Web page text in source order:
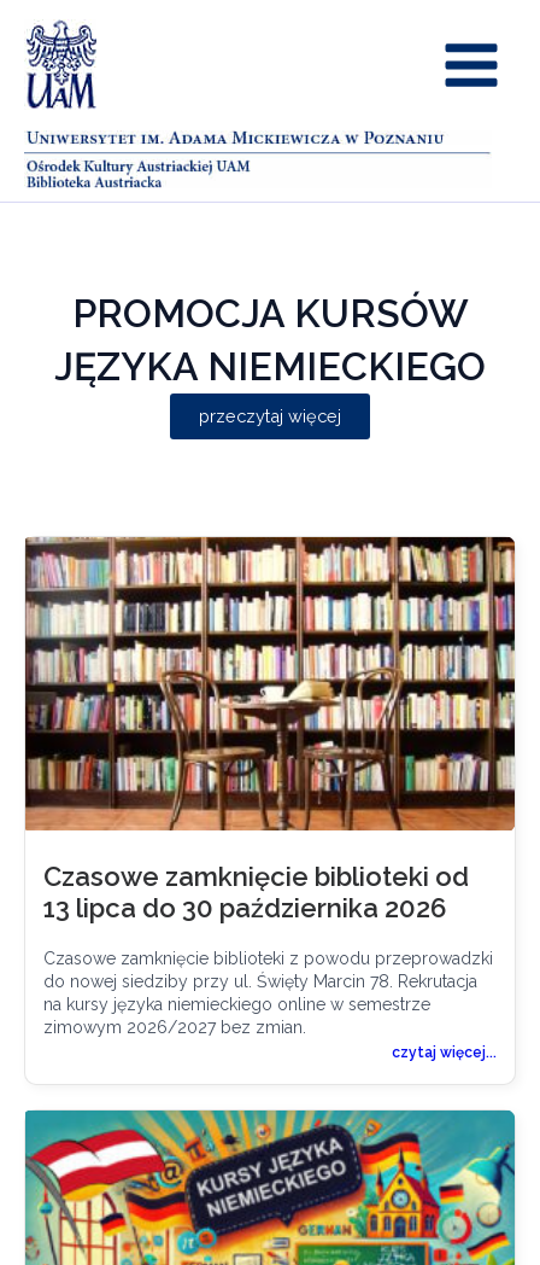
treści
Menu
PROMOCJA KURSÓW
JĘZYKA NIEMIECKIEGO
przeczytaj więcej
Czasowe zamknięcie biblioteki od
13 lipca do 30 października 2026
Czasowe zamknięcie biblioteki z powodu przeprowadzki
do nowej siedziby przy ul. Święty Marcin 78. Rekrutacja
na kursy języka niemieckiego online w semestrze
zimowym 2026/2027 bez zmian.
czytaj więcej...